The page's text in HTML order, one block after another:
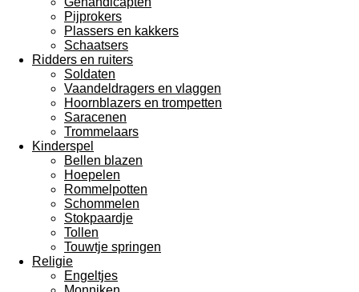
Pijprokers
Plassers en kakkers
Schaatsers
Ridders en ruiters
Soldaten
Vaandeldragers en vlaggen
Hoornblazers en trompetten
Saracenen
Trommelaars
Kinderspel
Bellen blazen
Hoepelen
Rommelpotten
Schommelen
Stokpaardje
Tollen
Touwtje springen
Religie
Engeltjes